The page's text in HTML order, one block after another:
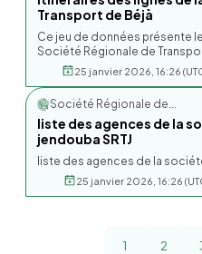
Transport de Béjà
Ce jeu de données présente
Société Régionale de
25 janvier 2026, 16:26
Société Régionale de...
liste des agences de la
jendouba SRTJ
liste des agences de la
25 janvier 2026, 16:26
1 2